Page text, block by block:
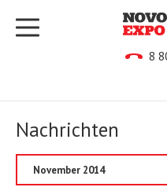
8
Nachrichten